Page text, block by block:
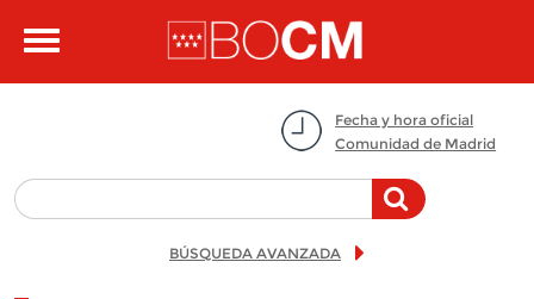
Toggle
Fecha y hora oficial
Comunidad de Madrid
BÚSQUEDA AVANZADA